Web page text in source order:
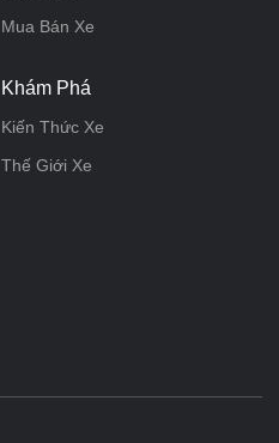
Mua Bán Xe
Khám Phá
Kiến Thức Xe
Thế Giới Xe